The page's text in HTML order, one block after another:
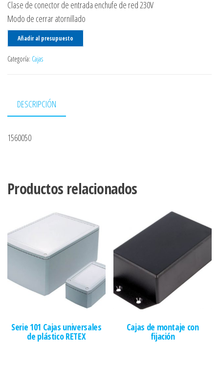
Clase de conector de entrada enchufe de red 230V
Modo de cerrar atornillado
Añadir al presupuesto
Categoría: Cajas
DESCRIPCIÓN
1560050
Productos relacionados
Serie 101 Cajas universales
de plástico RETEX
Cajas de montaje con
fijación